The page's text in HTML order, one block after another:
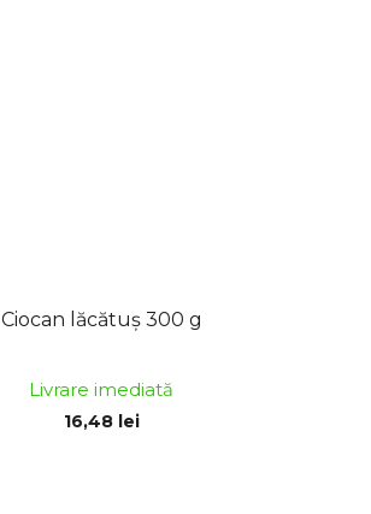
Ciocan lăcătuș 300 g
Livrare imediată
16,48 lei